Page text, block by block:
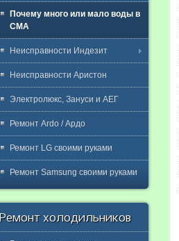
Почему много или мало воды в
СМА
Неисправности Индезит
Неисправности Аристон
Электролюкс, Зануси и АЕГ
Ремонт Ardo / Ардо
Ремонт LG своими руками
Ремонт Samsung своими руками
Ремонт холодильников